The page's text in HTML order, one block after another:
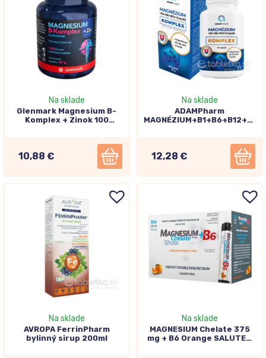
Na sklade
Glenmark Magnesium B-
Komplex + Zinok 100
10,88 €
Na sklade
ADAMPharm
12,28 €
Na sklade
AVROPA FerrinPharm
bylinný sirup 200ml
Na sklade
MAGNESIUM Chelate 375
mg + B6 Orange SALUTEM